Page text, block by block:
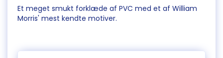
Et meget smukt forklæde af PVC med et af William
Morris' mest kendte motiver.